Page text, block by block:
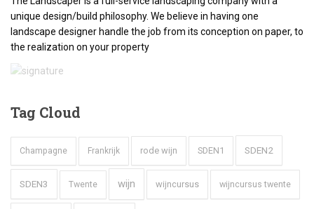
unique design/build philosophy. We believe in having one
landscape designer handle the job from its conception on paper, to
the realization on your property
Tag Cloud
Champagne Frankrijk rode wijn SDEN1 SDEN2
SDEN3 Twente wijn wijncursus wijncursus twente